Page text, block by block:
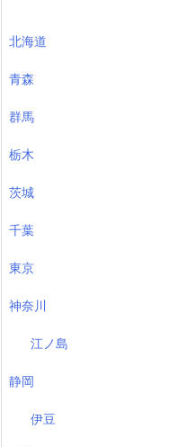
北海道
青森
群馬
栃木
茨城
千葉
東京
神奈川
江ノ島
静岡
伊豆